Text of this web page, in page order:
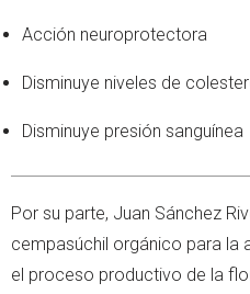
Acción neuroprotectora
Disminuye niveles de
Disminuye presión sanguínea
Por su parte, Juan Sánchez
cempasúchil orgánico para la
el proceso productivo de la